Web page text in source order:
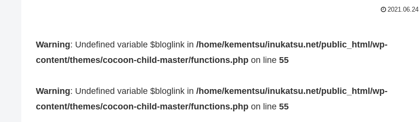
2021.06.24
Warning: Undefined variable $bloglink in /home/kementsu/inukatsu.net/public_html/wp-
content/themes/cocoon-child-master/functions.php on line 55
Warning: Undefined variable $bloglink in /home/kementsu/inukatsu.net/public_html/wp-
content/themes/cocoon-child-master/functions.php on line 55